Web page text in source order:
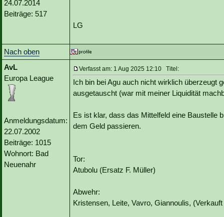
24.07.2014
Beiträge: 517
LG
Nach oben
AvL
Europa League
Anmeldungsdatum:
22.07.2002
Beiträge: 1015
Wohnort: Bad
Neuenahr
Verfasst am: 1 Aug 2025 12:10 Titel:
Ich bin bei Agu auch nicht wirklich überzeugt
ausgetauscht (war mit meiner Liquidität
Es ist klar, dass das Mittelfeld eine Baustelle
dem Geld passieren.
Tor:
Atubolu (Ersatz F. Müller)
Abwehr:
Kristensen, Leite, Vavro, Giannoulis, (Verkauft